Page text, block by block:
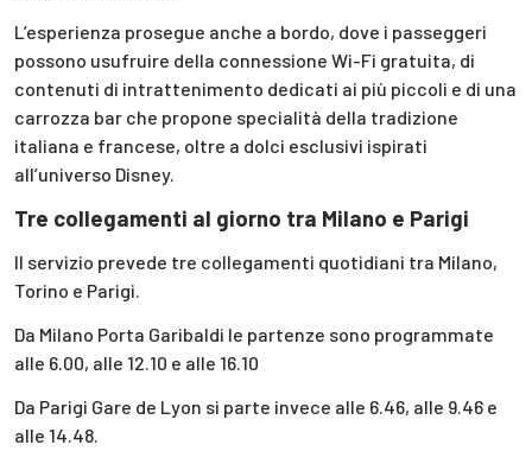
L’esperienza prosegue anche a bordo, dove i passeggeri
possono usufruire della connessione Wi-Fi gratuita, di
contenuti di intrattenimento dedicati ai più piccoli e di una
carrozza bar che propone specialità della tradizione
italiana e francese, oltre a dolci esclusivi ispirati
all’universo Disney.
Tre collegamenti al giorno tra Milano e Parigi
Il servizio prevede tre collegamenti quotidiani tra Milano,
Torino e Parigi.
Da Milano Porta Garibaldi le partenze sono programmate
alle 6.00, alle 12.10 e alle 16.10
Da Parigi Gare de Lyon si parte invece alle 6.46, alle 9.46 e
alle 14.48.